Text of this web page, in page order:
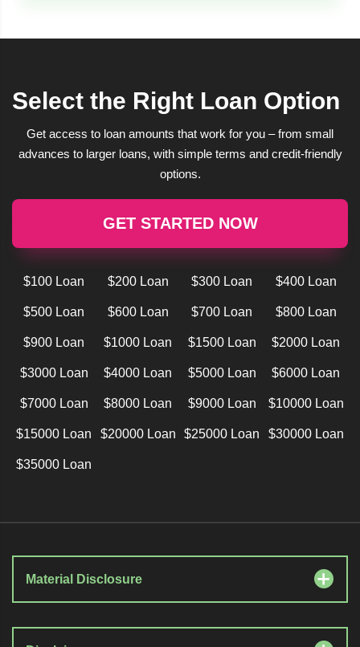
Select the Right Loan Option
Get access to loan amounts that work for you – from small
advances to larger loans, with simple terms and credit-friendly
options.
GET STARTED NOW
$100 Loan $200 Loan $300 Loan $400 Loan
$500 Loan $600 Loan $700 Loan $800 Loan
$900 Loan $1000 Loan $1500 Loan $2000 Loan
$3000 Loan $4000 Loan $5000 Loan $6000 Loan
$7000 Loan $8000 Loan $9000 Loan $10000 Loan
$15000 Loan $20000 Loan $25000 Loan $30000 Loan
$35000 Loan
Material Disclosure